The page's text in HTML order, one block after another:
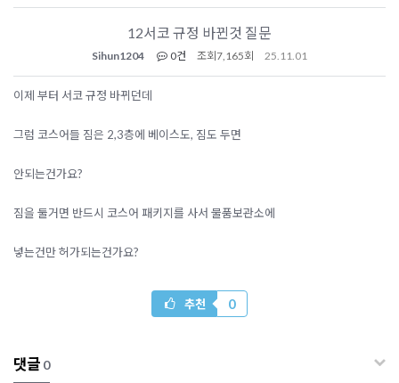
12서코 규정 바뀐것 질문
Sihun1204 0건 조회 7,165회 25.11.01
이제 부터 서코 규정 바뀌던데
그럼 코스어들 짐은 2,3층에 베이스도, 짐도 두면
안되는건가요?
짐을 둘거면 반드시 코스어 패키지를 사서 물품보관소에
넣는건만 허가되는건가요?
추천 0
댓글 0